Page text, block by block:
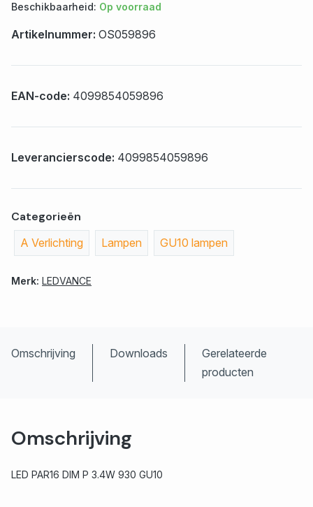
Beschikbaarheid: Op voorraad
Artikelnummer: OS059896
EAN-code: 4099854059896
Leverancierscode: 4099854059896
Categorieën
A Verlichting Lampen GU10 lampen
Merk: LEDVANCE
Omschrijving Downloads
Gerelateerde
producten
Omschrijving
LED PAR16 DIM P 3.4W 930 GU10